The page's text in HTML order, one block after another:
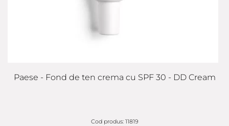
Paese - Fond de ten crema cu SPF 30 - DD Cream
Cod produs: 11819